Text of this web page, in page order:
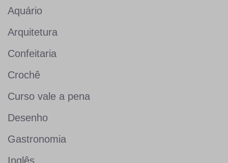
Aquário
Arquitetura
Confeitaria
Crochê
Curso vale a pena
Desenho
Gastronomia
Inglês